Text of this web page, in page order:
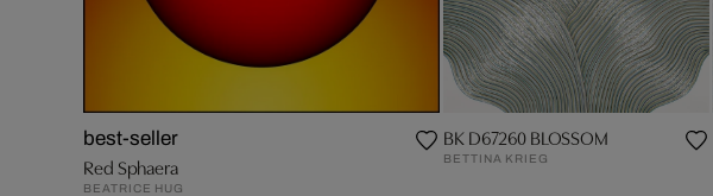
best-seller
Red Sphaera
BEATRICE HUG
BK D67260 BLOSSOM
BETTINA KRIEG